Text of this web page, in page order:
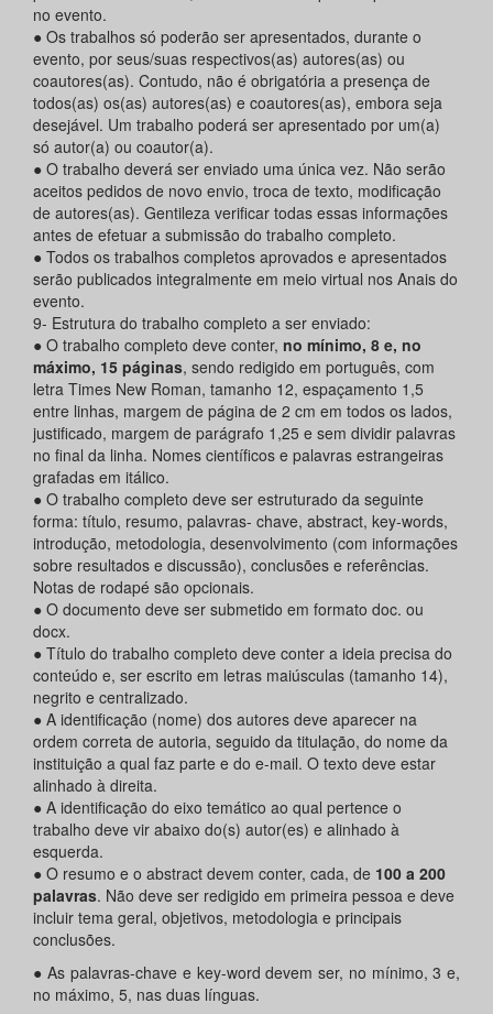
no evento.
● Os trabalhos só poderão ser apresentados, durante o
evento, por seus/suas respectivos(as) autores(as) ou
coautores(as). Contudo, não é obrigatória a presença de
todos(as) os(as) autores(as) e coautores(as), embora seja
desejável. Um trabalho poderá ser apresentado por um(a)
só autor(a) ou coautor(a).
● O trabalho deverá ser enviado uma única vez. Não serão
aceitos pedidos de novo envio, troca de texto, modificação
de autores(as). Gentileza verificar todas essas informações
antes de efetuar a submissão do trabalho completo.
● Todos os trabalhos completos aprovados e apresentados
serão publicados integralmente em meio virtual nos Anais do
evento.
9- Estrutura do trabalho completo a ser enviado:
● O trabalho completo deve conter, no mínimo, 8 e, no
máximo, 15 páginas, sendo redigido em português, com
letra Times New Roman, tamanho 12, espaçamento 1,5
entre linhas, margem de página de 2 cm em todos os lados,
justificado, margem de parágrafo 1,25 e sem dividir palavras
no final da linha. Nomes científicos e palavras estrangeiras
grafadas em itálico.
● O trabalho completo deve ser estruturado da seguinte
forma: título, resumo, palavras- chave, abstract, key-words,
introdução, metodologia, desenvolvimento (com informações
sobre resultados e discussão), conclusões e referências.
Notas de rodapé são opcionais.
● O documento deve ser submetido em formato doc. ou
docx.
● Título do trabalho completo deve conter a ideia precisa do
conteúdo e, ser escrito em letras maiúsculas (tamanho 14),
negrito e centralizado.
● A identificação (nome) dos autores deve aparecer na
ordem correta de autoria, seguido da titulação, do nome da
instituição a qual faz parte e do e-mail. O texto deve estar
alinhado à direita.
● A identificação do eixo temático ao qual pertence o
trabalho deve vir abaixo do(s) autor(es) e alinhado à
esquerda.
● O resumo e o abstract devem conter, cada, de 100 a 200
palavras. Não deve ser redigido em primeira pessoa e deve
incluir tema geral, objetivos, metodologia e principais
conclusões.
● As palavras-chave e key-word devem ser, no mínimo, 3 e,
no máximo, 5, nas duas línguas.